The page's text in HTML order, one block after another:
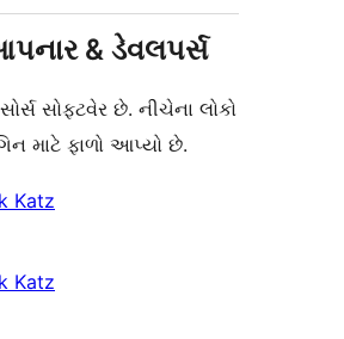
& ડેવલપર્સ
સોફ્ટવેર છે. નીચેના લોકો
માટે ફાળો આપ્યો છે.
Katz
Katz